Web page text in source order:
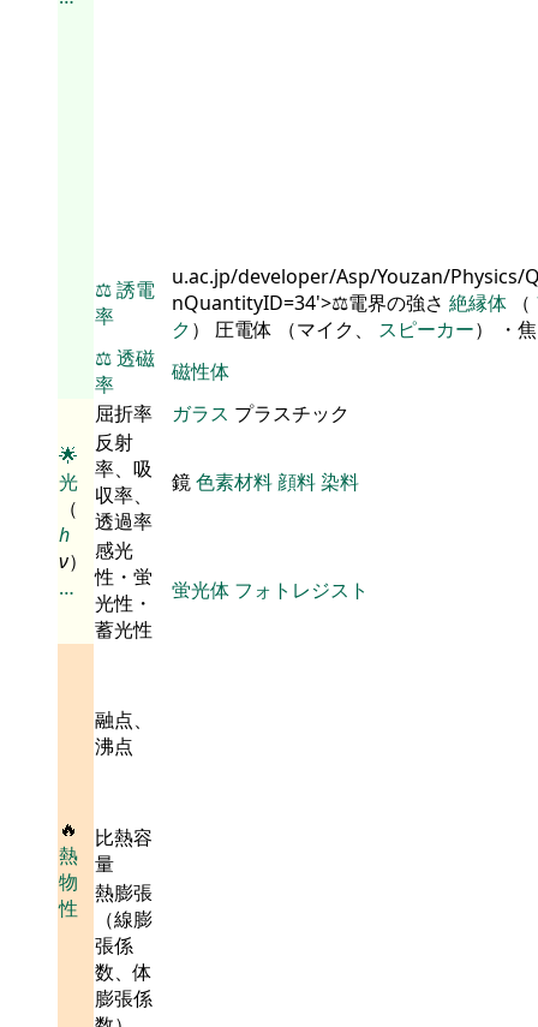
⚖️誘電
率
u.ac.jp/developer/Asp/Youzan/Physics/
nQuantityID=34'>⚖️電界の強さ 絶縁体 （
ク） 圧電体 （マイク、 スピーカー） ・
⚖️透磁
率
磁性体
🌟
光
（
h
ν）
…
屈折率 ガラス プラスチック
反射
率、吸
収率、
透過率
鏡色素材料 顔料染料
感光
性・蛍
光性・
蓄光性
蛍光体 フォトレジスト
🔥
熱
物
性
融点、
沸点
比熱容
量
熱膨張
（線膨
張係
数、体
膨張係